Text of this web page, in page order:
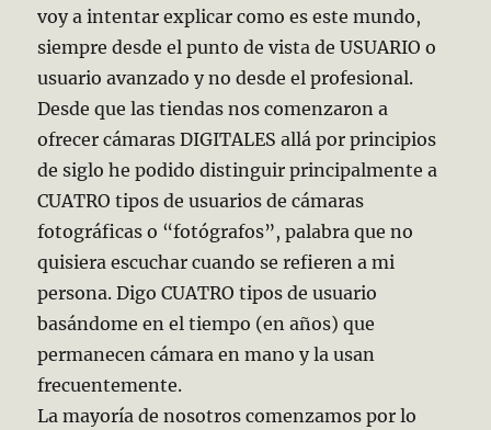
voy a intentar explicar como es este mundo,
siempre desde el punto de vista de USUARIO o
usuario avanzado y no desde el profesional.
Desde que las tiendas nos comenzaron a
ofrecer cámaras DIGITALES allá por principios
de siglo he podido distinguir principalmente a
CUATRO tipos de usuarios de cámaras
fotográficas o “fotógrafos”, palabra que no
quisiera escuchar cuando se refieren a mi
persona. Digo CUATRO tipos de usuario
basándome en el tiempo (en años) que
permanecen cámara en mano y la usan
frecuentemente.
La mayoría de nosotros comenzamos por lo